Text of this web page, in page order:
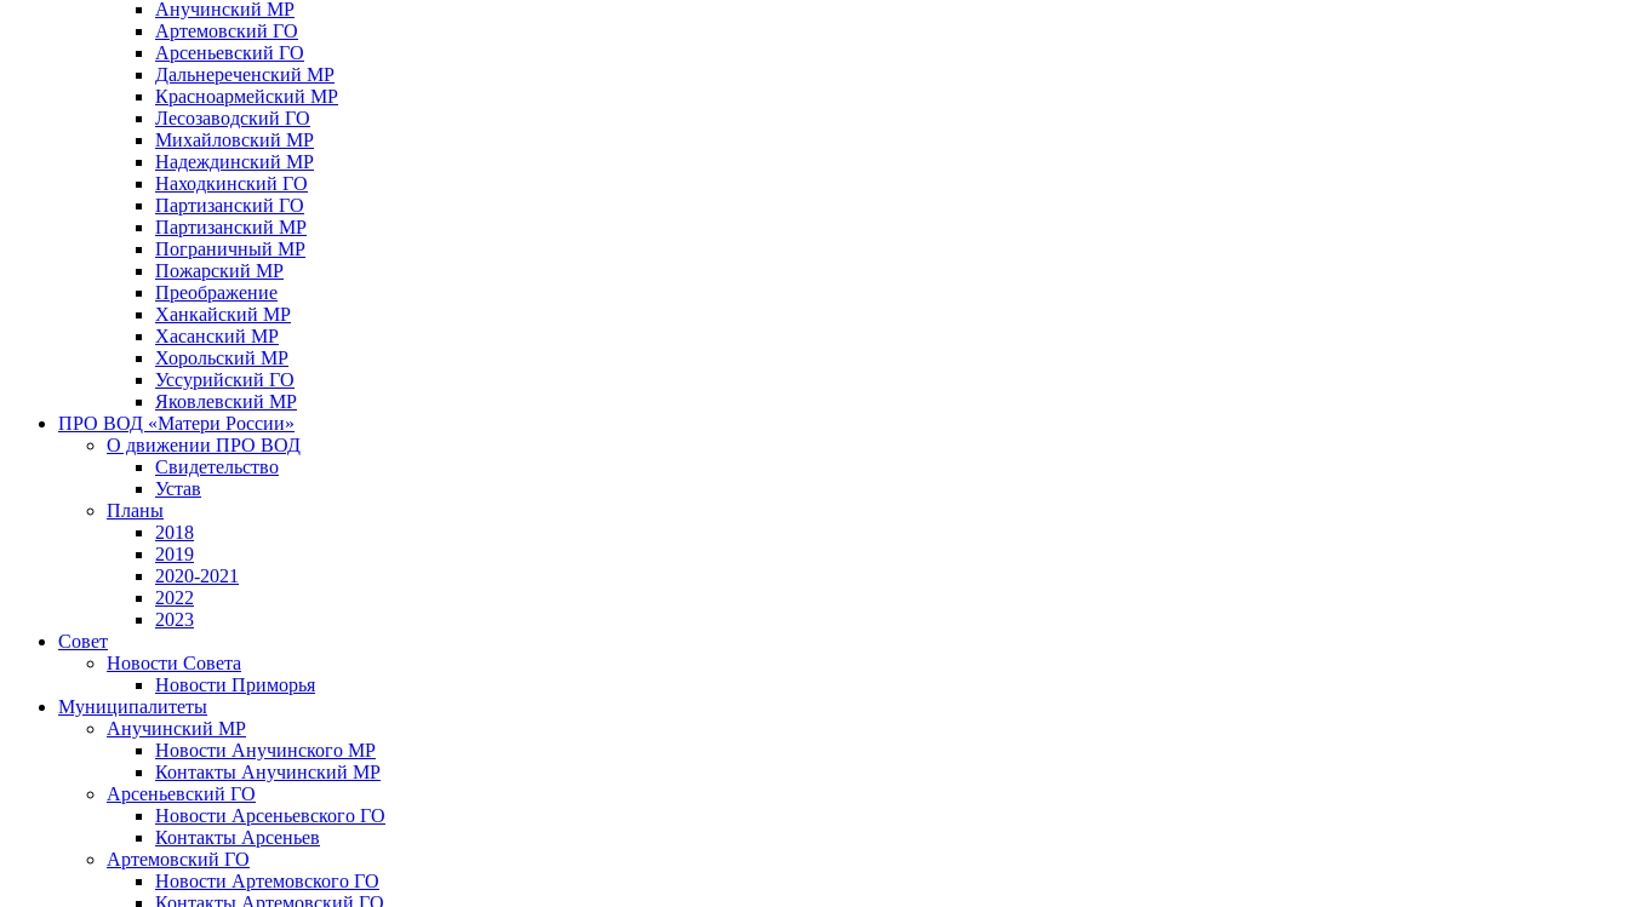
Анучинский МР
Артемовский ГО
Арсеньевский ГО
Дальнереченский МР
Красноармейский МР
Лесозаводский ГО
Михайловский МР
Надеждинский МР
Находкинский ГО
Партизанский ГО
Партизанский МР
Пограничный МР
Пожарский МР
Преображение
Ханкайский МР
Хасанский МР
Хорольский МР
Уссурийский ГО
Яковлевский МР
ПРО ВОД «Матери России»
О движении ПРО ВОД
Свидетельство
Устав
Планы
2018
2019
2020-2021
2022
2023
Совет
Новости Совета
Новости Приморья
Муниципалитеты
Анучинский МР
Новости Анучинского МР
Контакты Анучинский МР
Арсеньевский ГО
Новости Арсеньевского ГО
Контакты Арсеньев
Артемовский ГО
Новости Артемовского ГО
Контакты Артемовский ГО